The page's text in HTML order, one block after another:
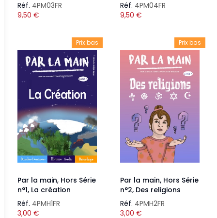
Réf. 4PM03FR
9,50 €
Réf. 4PM04FR
9,50 €
Prix bas
Par la main, Hors Série
n°1, La création
Réf. 4PMH1FR
3,00 €
Prix bas
Par la main, Hors Série
n°2, Des religions
Réf. 4PMH2FR
3,00 €